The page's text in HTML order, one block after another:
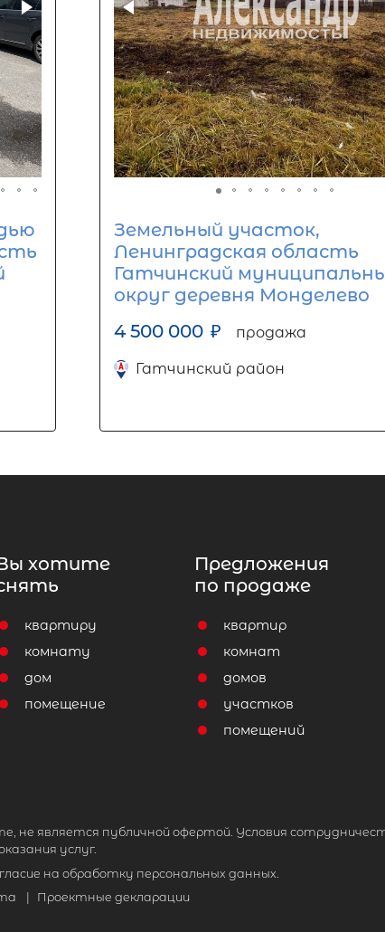
Земельный участок,
Ленинградская область
Гатчинский
округ деревня Монделево
4 500 000 ₽ продажа
Гатчинский район
хотите
квартиру
комнату
дом
помещение
Предложения
по продаже
квартир
комнат
домов
участков
помещений
не является публичной офертой. Условия
услуг.
на обработку персональных данных.
Проектные декларации